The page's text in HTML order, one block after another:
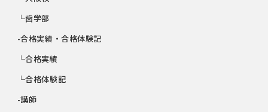
└歯学部
-合格実績・合格体験記
└合格実績
└合格体験記
-講師